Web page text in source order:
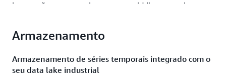
integrações entre equipamentos, middleware e sistemas
APIs proprietárias ou ter habilidades de programação
profundas. O AWS IoT SiteWise também utiliza APIs
REST para permitir que qualquer aplicação de borda ou
nuvem envie dados para o AWS IoT SiteWise.
Armazenamento
Armazenamento de séries temporais integrado com o
seu data lake industrial